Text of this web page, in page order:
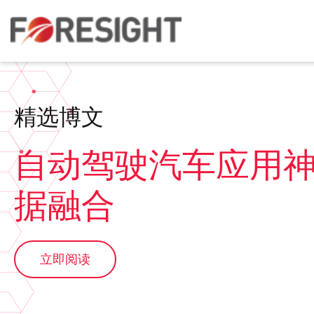
精选博文
自动驾驶汽车应用
据融合
立即阅读